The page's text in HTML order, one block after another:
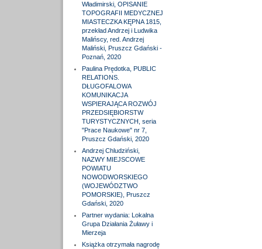
Władimirski, OPISANIE
TOPOGRAFII MEDYCZNEJ
MIASTECZKA KĘPNA 1815,
przekład Andrzej i Ludwika
Malińscy, red. Andrzej
Maliński, Pruszcz Gdański -
Poznań, 2020
Paulina Prędotka, PUBLIC
RELATIONS.
DŁUGOFALOWA
KOMUNIKACJA
WSPIERAJĄCA ROZWÓJ
PRZEDSIĘBIORSTW
TURYSTYCZNYCH, seria
"Prace Naukowe" nr 7,
Pruszcz Gdański, 2020
Andrzej Chludziński,
NAZWY MIEJSCOWE
POWIATU
NOWODWORSKIEGO
(WOJEWÓDZTWO
POMORSKIE), Pruszcz
Gdański, 2020
Partner wydania: Lokalna
Grupa Działania Żuławy i
Mierzeja
Książka otrzymała nagrodę